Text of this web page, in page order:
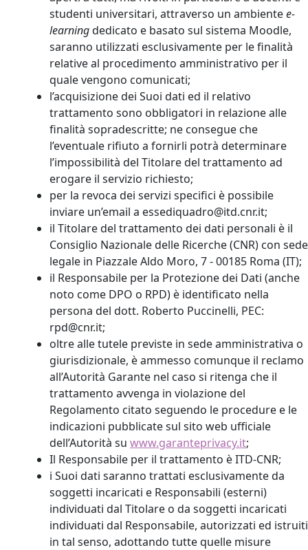
studenti universitari, attraverso un ambientee-
learningdedicato e basato sul sistema Moodle,
saranno utilizzati esclusivamente per le finalità
relative al procedimento amministrativo per il
quale vengono comunicati;
l’acquisizione dei Suoi dati ed il relativo
trattamento sono obbligatori in relazione alle
finalità sopradescritte; ne consegue che
l’eventuale rifiuto a fornirli potrà determinare
l’impossibilità del Titolare del trattamento ad
erogare il servizio richiesto;
per la revoca dei servizi specifici è possibile
inviare un’email a essediquadro@itd.cnr.it;
il Titolare del trattamento dei dati personali è il
Consiglio Nazionale delle Ricerche (CNR) con sede
legale in Piazzale Aldo Moro, 7 - 00185 Roma (IT);
il Responsabile per la Protezione dei Dati (anche
noto come DPO o RPD) è identificato nella
persona del dott. Roberto Puccinelli, PEC:
rpd@cnr.it;
oltre alle tutele previste in sede amministrativa o
giurisdizionale, è ammesso comunque il reclamo
all’Autorità Garante nel caso si ritenga che il
trattamento avvenga in violazione del
Regolamento citato seguendo le procedure e le
indicazioni pubblicate sul sito web ufficiale
dell’Autorità su www.garanteprivacy.it;
Il Responsabile per il trattamento è ITD-CNR;
i Suoi dati saranno trattati esclusivamente da
soggetti incaricati e Responsabili (esterni)
individuati dal Titolare o da soggetti incaricati
individuati dal Responsabile, autorizzati ed istruiti
in tal senso, adottando tutte quelle misure